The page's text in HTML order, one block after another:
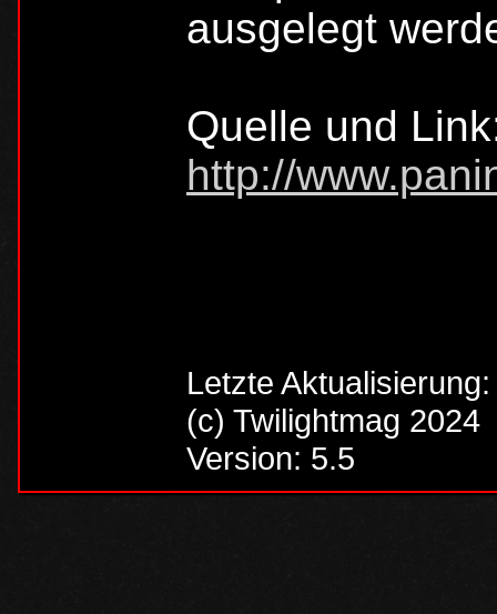
ausgelegt
Quelle und
http://
Letzte
(c) Twilightmag 2024
Version: 5.5